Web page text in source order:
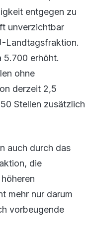
entgegen zu
unverzichtbar
Landtagsfraktion.
5.700 erhöht.
ohne
derzeit 2,5
Stellen zusätzlich
auch durch das
die
mehr nur darum
vorbeugende